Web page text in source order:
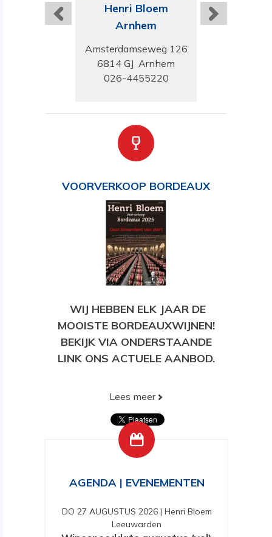
Henri Bloem
Arnhem
Amsterdamseweg 126
6814 GJ Arnhem
026-4455220
VOORVERKOOP BORDEAUX
WIJ HEBBEN ELK JAAR DE
MOOISTE BORDEAUXWIJNEN!
BEKIJK VIA ONDERSTAANDE
LINK ONS ACTUELE AANBOD.
AANBOD!
Lees meer
AGENDA | EVENEMENTEN
DO 27 AUGUSTUS 2026| Henri Bloem
Leeuwarden